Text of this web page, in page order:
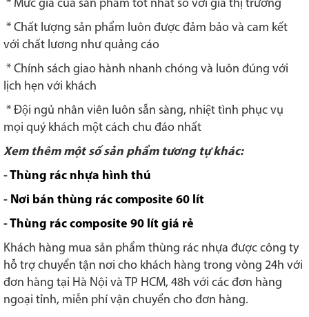
* Mức giá của sản phẩm tốt nhất so với giá thị trường
* Chất lượng sản phẩm luôn được đảm bảo và cam kết
với chất lương như quảng cáo
* Chính sách giao hành nhanh chóng và luôn đúng với
lịch hẹn với khách
* Đội ngủ nhân viên luôn sẵn sàng, nhiệt tình phục vụ
mọi quý khách một cách chu đáo nhất
Xem thêm một số sản phẩm tương tự khác:
-Thùng rác nhựa hình thú
- Nơi bán thùng rác composite 60 lít
-Thùng rác composite 90 lít giá rẻ
Khách hàng mua sản phẩm thùng rác nhựa được công ty
hỗ trợ chuyển tận nơi cho khách hàng trong vòng 24h với
đơn hàng tại Hà Nội và TP HCM, 48h với các đơn hàng
ngoại tỉnh, miễn phí vận chuyển cho đơn hàng.